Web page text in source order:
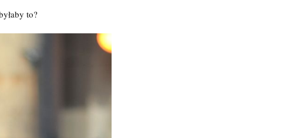
to?